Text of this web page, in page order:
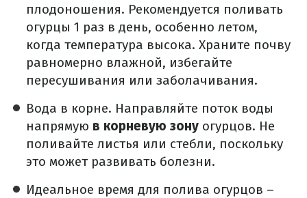
плодоношения. Рекомендуется поливать
огурцы 1 раз в день, особенно летом,
когда температура высока. Храните почву
равномерно влажной, избегайте
пересушивания или заболачивания.
Вода в корне. Направляйте поток воды
напрямую в корневую зону огурцов. Не
поливайте листья или стебли, поскольку
это может развивать болезни.
Идеальное время для полива огурцов –